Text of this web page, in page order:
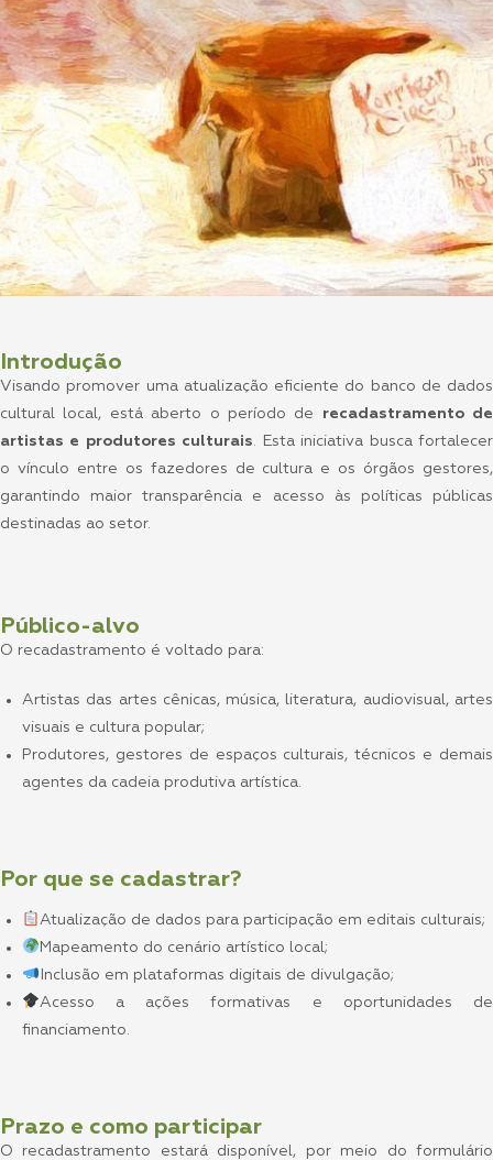
Introdução
Visando promover uma atualização eficiente do banco de dados
cultural local, está aberto o período de recadastramento de
artistas e produtores culturais . Esta iniciativa busca fortalecer
o vínculo entre os fazedores de cultura e os órgãos gestores,
garantindo maior transparência e acesso às políticas públicas
destinadas ao setor.
Público-alvo
O recadastramento é voltado para:
Artistas das artes cênicas, música, literatura, audiovisual, artes
visuais e cultura popular;
Produtores, gestores de espaços culturais, técnicos e demais
agentes da cadeia produtiva artística.
Por que se cadastrar?
Atualização de dados para participação em editais culturais;
Mapeamento do cenário artístico local;
Inclusão em plataformas digitais de divulgação;
Acesso a ações formativas e oportunidades de
financiamento.
Prazo e como participar
O recadastramento estará disponível, por meio do formulário